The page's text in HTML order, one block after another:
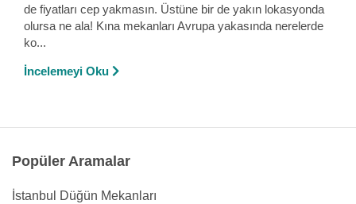
de fiyatları cep yakmasın. Üstüne bir de yakın lokasyonda
olursa ne ala! Kına mekanları Avrupa yakasında nerelerde
ko...
İncelemeyi Oku
Popüler Aramalar
İstanbul Düğün Mekanları